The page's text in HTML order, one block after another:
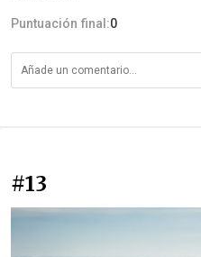
Puntuación final:0
#13